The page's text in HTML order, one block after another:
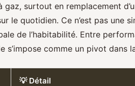
gaz, surtout en remplacement
le quotidien. Ce n’est pas une
de l’habitabilité. Entre
s’impose comme un pivot dans
💡 Détail